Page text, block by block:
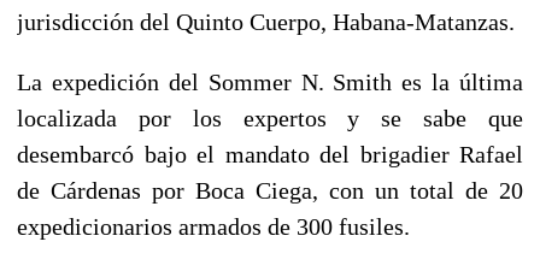
jurisdicción del Quinto Cuerpo, Habana-Matanzas.
La expedición del Sommer N. Smith es la última
localizada por los expertos y se sabe que
desembarcó bajo el mandato del brigadier Rafael
de Cárdenas por Boca Ciega, con un total de 20
expedicionarios armados de 300 fusiles.